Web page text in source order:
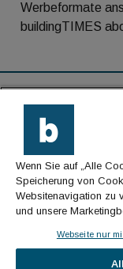
Werbeformate
buildingTIMES
Kontakt
Impressum
Datenschutz
Wenn Sie auf „Alle
Speicherung von
Websitenavigation zu
und unsere
Webseite nur